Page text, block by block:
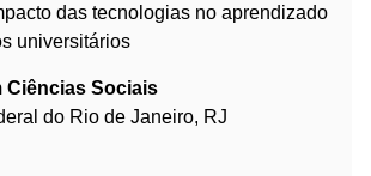
das tecnologias no aprendizado
universitários
Ciências Sociais
do Rio de Janeiro, RJ